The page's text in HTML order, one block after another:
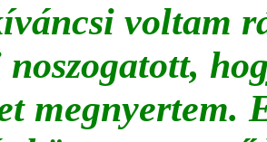
voltam
megnyertem.